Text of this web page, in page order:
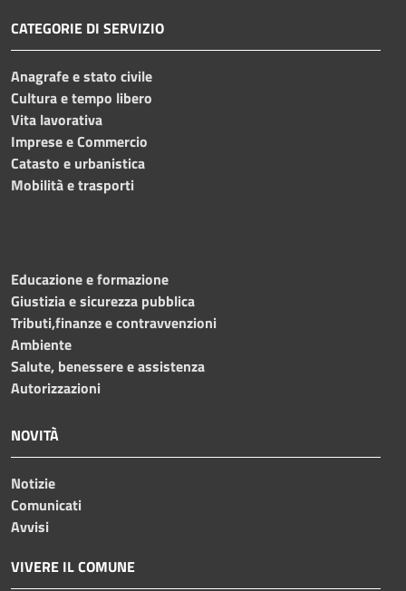
CATEGORIE DI SERVIZIO
Anagrafe e stato civile
Cultura e tempo libero
Vita lavorativa
Imprese e Commercio
Catasto e urbanistica
Mobilità e trasporti
Educazione e formazione
Giustizia e sicurezza pubblica
Tributi,finanze e contravvenzioni
Ambiente
Salute, benessere e assistenza
Autorizzazioni
NOVITÀ
Notizie
Comunicati
Avvisi
VIVERE IL COMUNE